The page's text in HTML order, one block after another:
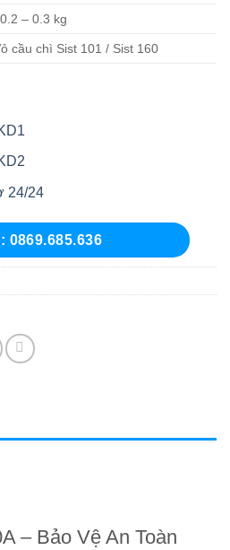
– 0.3 kg
cầu chì Sist 101 / Sist 160
24/24
0869.685.636
– Bảo Vệ An Toàn